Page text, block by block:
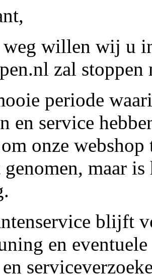
weg willen wij u
zal stoppen
periode
en service
onze
maar
blijft
en